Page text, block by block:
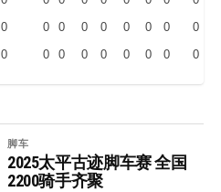
0 0 0 0 0 0 0 0
0
0 0 0 0 0 0 0 0 0
脚车
2025太平古迹脚车赛 全国
2200骑手齐聚